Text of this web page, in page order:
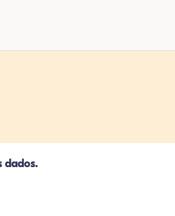
dados.